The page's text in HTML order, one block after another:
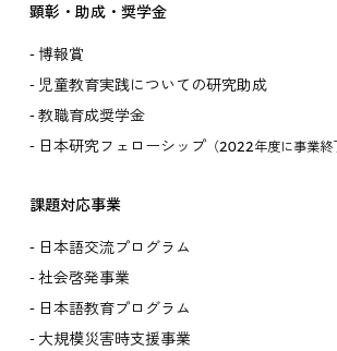
顕彰・助成・奨学金
博報賞
児童教育実践についての研究助成
教職育成奨学金
日本研究フェローシップ（2022年度に事業終
課題対応事業
日本語交流プログラム
社会啓発事業
日本語教育プログラム
大規模災害時支援事業